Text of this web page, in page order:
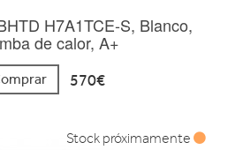
H7A1TCE-S, Blanco,
de calor, A+
570€
Stock próximamente